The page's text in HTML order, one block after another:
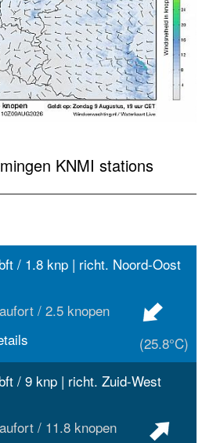
KNMI stations
/ 1.8 knp | richt. Noord-Oost
/ 2.5 knopen
(25.8°C)
/ 9 knp | richt. Zuid-West
/ 11.8 knopen